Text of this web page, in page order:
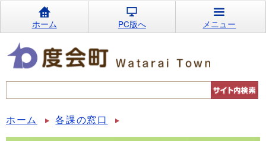
ホーム PC版へ メニュー
ホーム 各課の窓口